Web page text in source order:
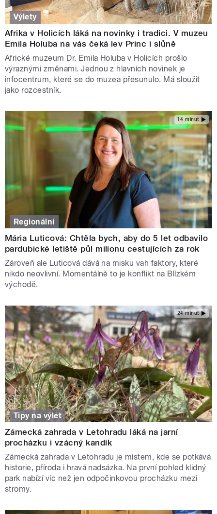
Výlety
Afrika v Holicích láká na novinky i tradici. V muzeu
Emila Holuba na vás čeká lev Princ i slůně
Africké muzeum Dr. Emila Holuba v Holicích prošlo
výraznými změnami. Jednou z hlavních novinek je
infocentrum, které se do muzea přesunulo. Má sloužit
jako rozcestník.
14 minut
Regionální
Mária Luticová: Chtěla bych, aby do 5 let odbavilo
pardubické letiště půl milionu cestujících za rok
Zároveň ale Luticová dává na misku vah faktory, které
nikdo neovlivní. Momentálně to je konflikt na Blízkém
východě.
24 minut
Tipy na výlet
Zámecká zahrada v Letohradu láká na jarní
procházku i vzácný kandík
Zámecká zahrada v Letohradu je místem, kde se potkává
historie, příroda i hravá nadsázka. Na první pohled klidný
park nabízí víc než jen odpočinkovou procházku mezi
stromy.